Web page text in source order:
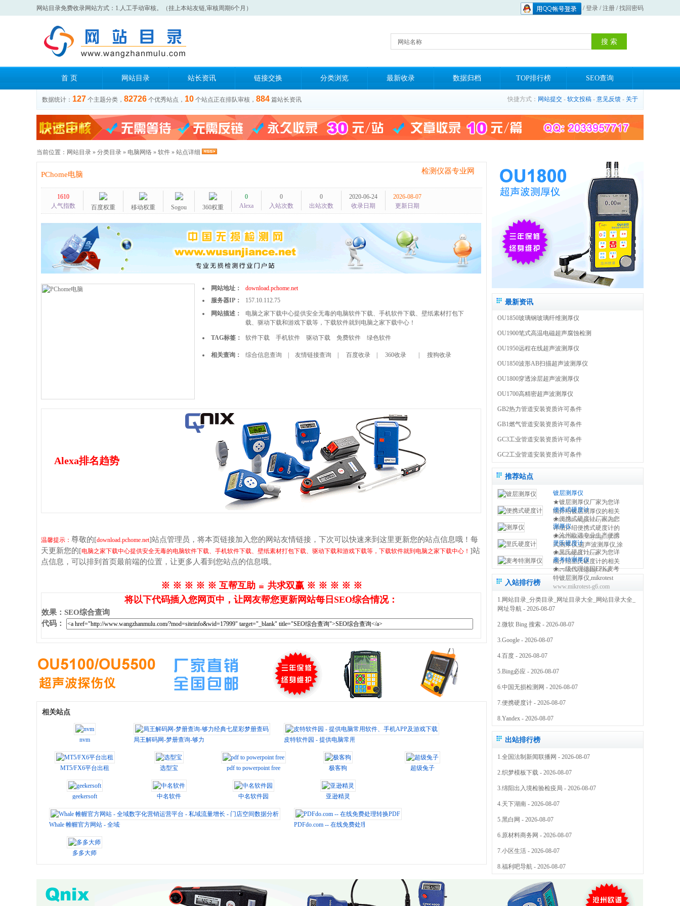
网站目录免费收录网站方式：1.人工手动审核。（挂上本站友链,审核周期6个月） /登录 /注册 /找回密码
网站名称
首 页 网站目录 站长资讯 链接交换 分类浏览 最新收录 数据归档 TOP排行榜 SEO查询
数据统计： 127 个主题分类， 82726 个优秀站点， 10 个站点正在排队审核， 884 篇站长资讯 快捷方式： 网站提交 - 软文投稿 - 意见反馈 - 关于
当前位置： 网站目录 » 分类目录 » 电脑网络 » 软件 » 站点详细
检测仪器专业网
PChome电脑
1610
人气指数
百度权重 移动权重 Sogou 360权重
0
Alexa
0
入站次数
0
出站次数
2020-06-24
收录日期
2026-08-07
更新日期
网站地址：
download.pchome.net
服务器IP：
157.10.112.75
网站描述：
电脑之家下载中心提供安全无毒的电脑软件下载、手机软件下载、壁纸素材打包下
载、驱动下载和游戏下载等，下载软件就到电脑之家下载中心！
TAG标签： 软件下载 手机软件 驱动下载 免费软件 绿色软件
相关查询： 综合信息查询 友情链接查询 百度收录 360收录 搜狗收录
Alexa排名趋势
温馨提示： 尊敬的[download.pchome.net]站点管理员，将本页链接加入您的网站友情链接，下次可以快速来到这里更新您的站点信息哦！每
天更新您的[电脑之家下载中心提供安全无毒的电脑软件下载、手机软件下载、壁纸素材打包下载、驱动下载和游戏下载等，下载软件就到电脑之家下载中心！ ]站
点信息，可以排到首页最前端的位置，让更多人看到您站点的信息哦。
※ ※ ※ ※ ※ 互帮互助 ≌ 共求双赢 ※ ※ ※ ※ ※
将以下代码插入您网页中，让网友帮您更新网站每日SEO综合情况：
效果 ： SEO综合查询
代码 ：
相关站点
nvm 局王解码网-梦册查询-够力经典七星彩梦册查码 皮特软件园 - 提供电脑常用软件、手机APP及游戏下载
MT5/FX6平台出租 选型宝 pdf to powerpoint free 极客狗 超级兔子
geekersoft 中名软件 中名软件园 亚逊精灵
Whale 帷幄官方网站 - 全域数字化营销运营平台 - 私域流量增长 - 门店空间数据分析 PDFdo.com -- 在线免费处理转换PDF
多多大师
最新资讯
OU1850玻璃钢玻璃纤维测厚仪
OU1900笔式高温电磁超声腐蚀检测
OU1950远程在线超声波测厚仪
OU1850波形AB扫描超声波测厚仪
OU1800穿透涂层超声波测厚仪
OU1700高精密超声波测厚仪
GB2热力管道安装资质许可条件
GB1燃气管道安装资质许可条件
GC3工业管道安装资质许可条件
GC2工业管道安装资质许可条件
推荐站点
镀层测厚仪
★镀层测厚仪厂家为您详
细介绍镀层测厚仪的相关
知识,包括镀层测厚仪原理,
使用方法,使用注意事项,维
修保养等,使您更好的了解
和使用镀层测试仪 0317-
3038768
www.ducengcehouyi.com
便携式硬度计
★便携式硬度计厂家为您
详细介绍便携式硬度计的
相关知识,包括便携式硬度
计原理,使用方法,使用注意
事项,维修保养等,使您更好
的了解和使用便携式硬度
仪方法 0317-3038768
www.bianxieshiyingduji.com
测厚仪
★沧州欧谱专业生产便携
式测厚仪,超声波测厚仪,涂
镀层测厚仪,里氏硬度计,超
声波探伤仪,测厚仪价格,粗
糙度仪,电火花检测仪,附着
力测试仪,免费保修三年
0317-3038768
www.oupu17.com
里氏硬度计
★里氏硬度计厂家为您详
细介绍里氏硬度计的相关
知识,包括里氏硬度计原理,
使用方法,使用注意事项,维
修保养等,使您更好的了解
和使用里氏硬度测量仪
0317-3038768
www.lishiyingduji.com
麦考特测厚仪
★一级代理德国EPK麦考
特镀层测厚仪,mikrotest
g6,f6等多种型号的测厚
仪,NIFE50电镀镍测厚仪,
机械式锌层测厚仪,指针型
www.mikrotest-g6.com
入站排行榜
1. 网站目录_分类目录_网址目录大全_网站目录大全_
网址导航 - 2026-08-07
2.微软 Bing 搜索 - 2026-08-07
3.Google - 2026-08-07
4.百度 - 2026-08-07
5.Bing必应 - 2026-08-07
6.中国无损检测网 - 2026-08-07
7.便携硬度计 - 2026-08-07
8.Yandex - 2026-08-07
出站排行榜
1.全国法制新闻联播网 - 2026-08-07
2.织梦模板下载 - 2026-08-07
3.绵阳出入境检验检疫局 - 2026-08-07
4.天下湖南 - 2026-08-07
5.黑白网 - 2026-08-07
6.原材料商务网 - 2026-08-07
7.小区生活 - 2026-08-07
8.福利吧导航 - 2026-08-07